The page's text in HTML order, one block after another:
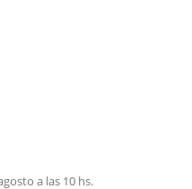
a las 10 hs.